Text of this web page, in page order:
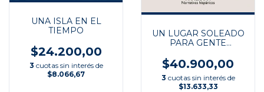
UNA ISLA EN EL
TIEMPO
$24.200,00
3 cuotas sin interés de
$8.066,67
UN LUGAR SOLEADO
PARA GENTE
$40.900,00
3 cuotas sin interés de
$13.633,33